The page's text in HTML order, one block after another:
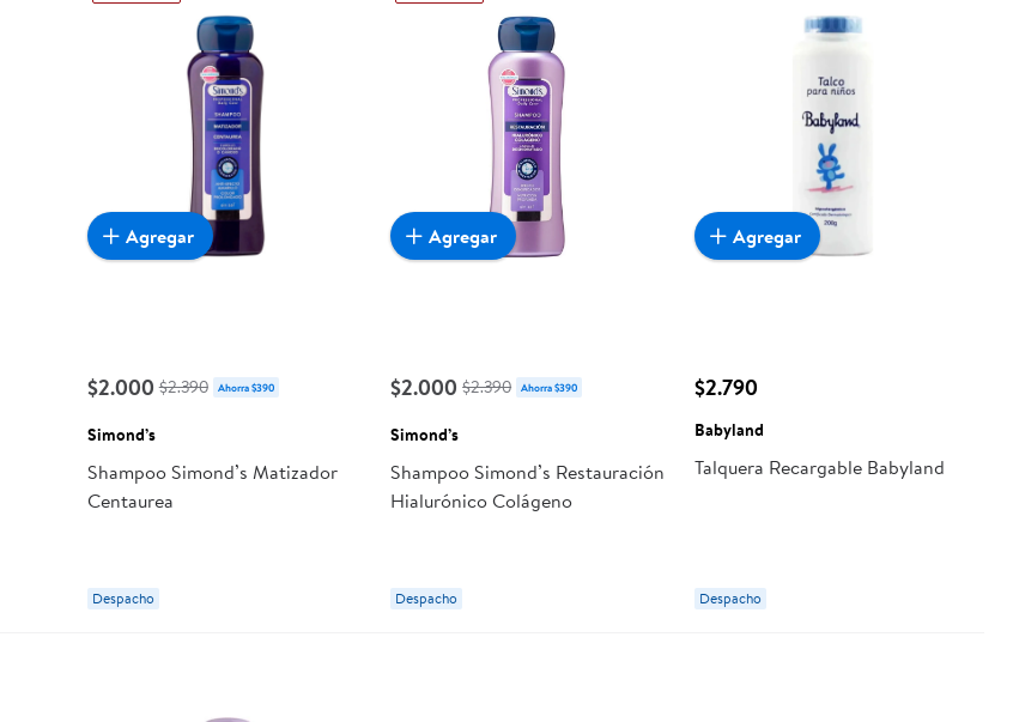
$2.000 $2.390 Ahorra $390
Simond’s
Shampoo Simond’s Matizador
Centaurea
Despacho
Agregar
$2.000 $2.390 Ahorra $390
Simond’s
Shampoo Simond’s Restauración
Hialurónico Colágeno
Despacho
Agregar
$2.790
Babyland
Talquera Recargable Babyland
Despacho
Agregar